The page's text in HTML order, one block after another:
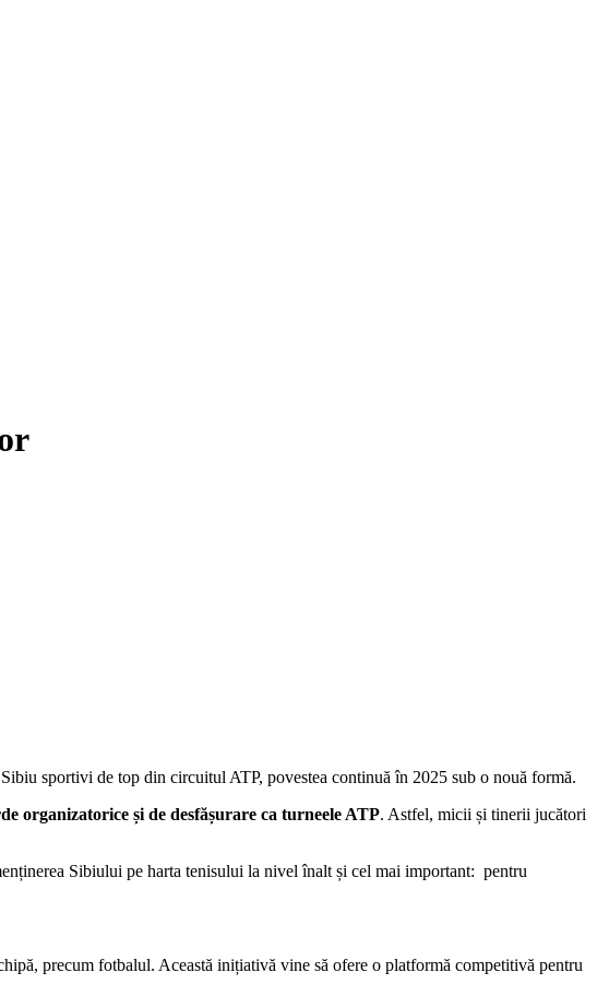
sportivi de top din circuitul ATP, povestea continuă în 2025 sub o nouă formă.
organizatorice și de desfășurare ca turneele ATP. Astfel, micii și tinerii jucători
Sibiului pe harta tenisului la nivel înalt și cel mai important: pentru
precum fotbalul. Această inițiativă vine să ofere o platformă competitivă pentru